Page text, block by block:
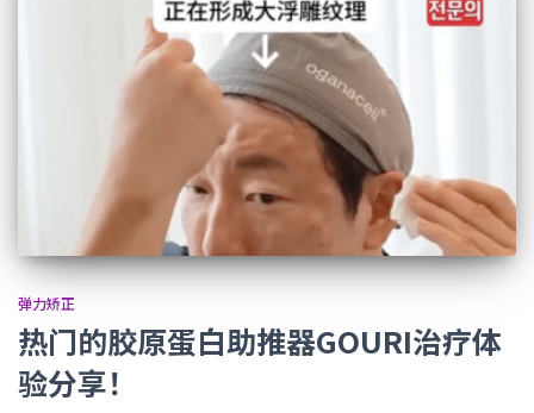
弹力矫正
热门的胶原蛋白助推器GOURI治疗体
验分享！